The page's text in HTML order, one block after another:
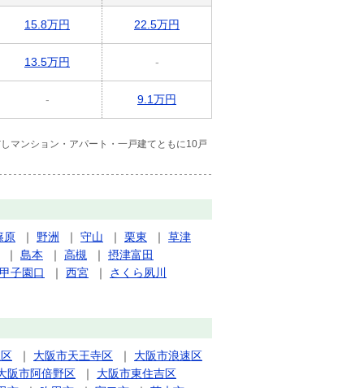
15.8万円 22.5万円
13.5万円 -
- 9.1万円
マンション・アパート・一戸建てともに10戸
原 ｜ 野洲 ｜ 守山 ｜ 栗東 ｜ 草津
｜ 島本 ｜ 高槻 ｜ 摂津富田
甲子園口 ｜ 西宮 ｜ さくら夙川
｜ 大阪市天王寺区 ｜ 大阪市浪速区
阪市阿倍野区 ｜ 大阪市東住吉区